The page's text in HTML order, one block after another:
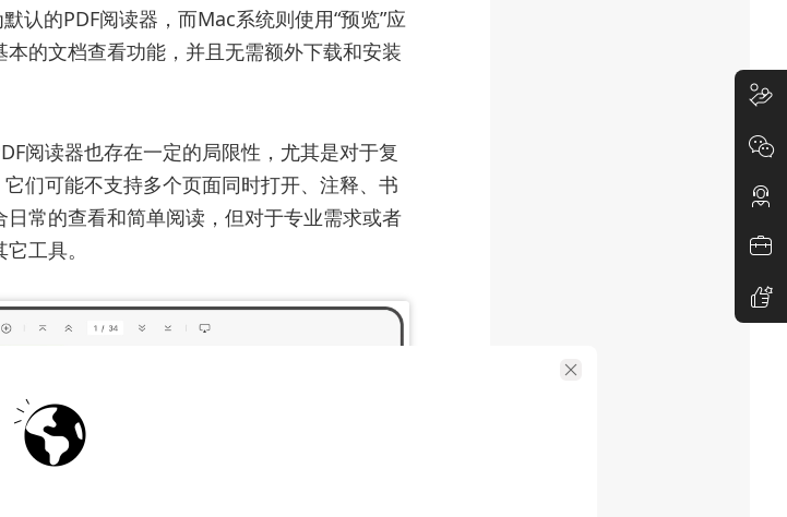
认的PDF阅读器，而Mac系统则使用“预览”应
的文档查看功能，并且无需额外下载和安装
阅读器也存在一定的局限性，尤其是对于复
们可能不支持多个页面同时打开、注释、书
常的查看和简单阅读，但对于专业需求或者
工具。